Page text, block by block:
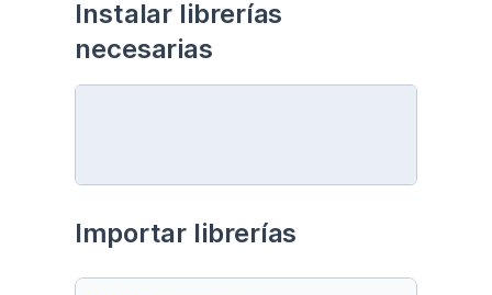
Instalar librerías
necesarias
Importar librerías